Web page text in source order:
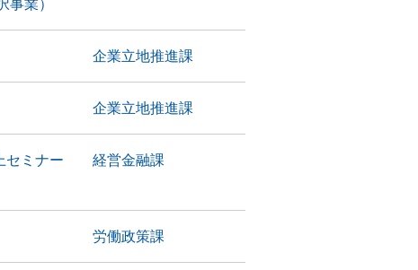
業）
企業立地推進課
企業立地推進課
セミナー
経営金融課
労働政策課